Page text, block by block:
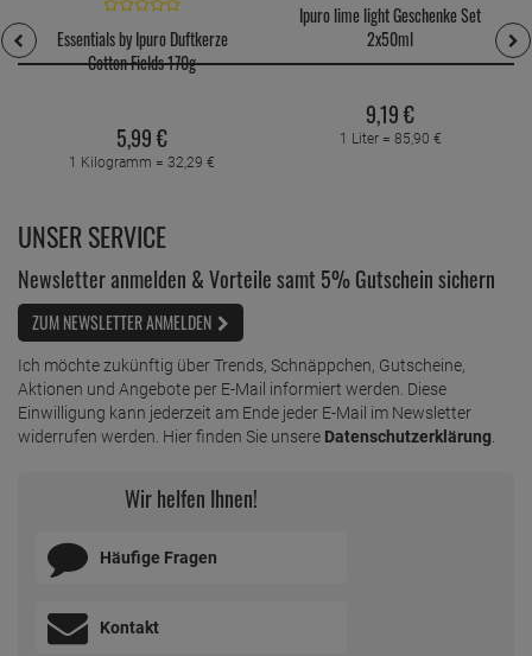
Essentials by Ipuro Duftkerze
Cotton Fields 170g
5,99€
1 Kilogramm = 32,29 €
Ipuro lime light Geschenke Set
2x50ml
9,19€
1 Liter = 85,90 €
UNSER SERVICE
Newsletter anmelden & Vorteile samt 5% Gutschein sichern
ZUM NEWSLETTER ANMELDEN
Ich möchte zukünftig über Trends, Schnäppchen, Gutscheine,
Aktionen und Angebote per E-Mail informiert werden. Diese
Einwilligung kann jederzeit am Ende jeder E-Mail im Newsletter
widerrufen werden. Hier finden Sie unsere Datenschutzerklärung
Wir helfen Ihnen!
Häufige Fragen
Kontakt